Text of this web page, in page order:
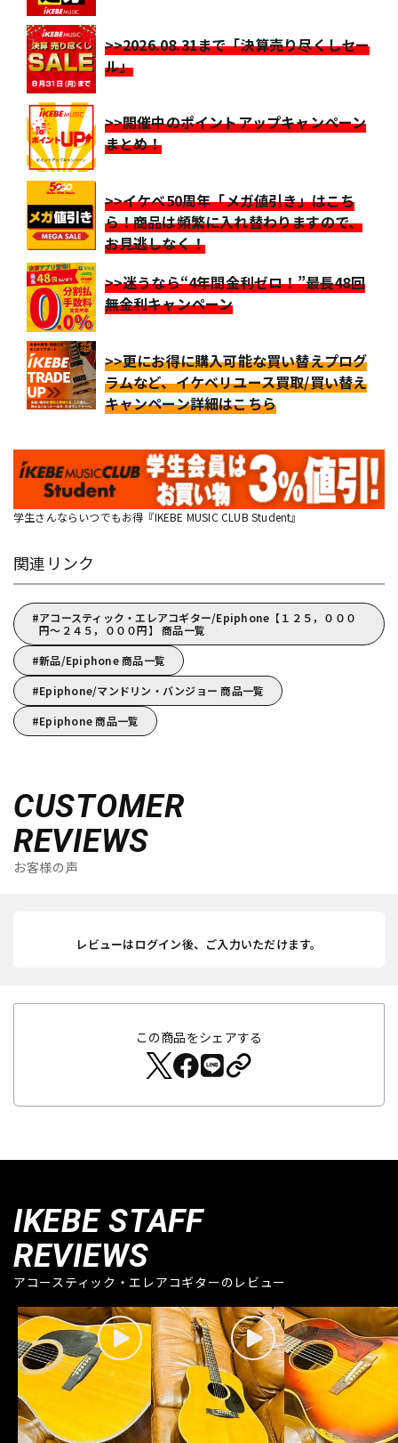
>>2026.08.31まで「決算売り尽くしセー
ル」
>>開催中のポイントアップキャンペーン
まとめ！
>>イケベ50周年「メガ値引き」はこち
ら！商品は頻繁に入れ替わりますので、
お見逃しなく！
>>迷うなら“4年間金利ゼロ！”最長48回
無金利キャンペーン
>>更にお得に購入可能な買い替えプログ
ラムなど、イケベリユース買取/買い替え
キャンペーン詳細はこちら
学生さんならいつでもお得『IKEBE MUSIC CLUB Student』
関連リンク
アコースティック・エレアコギター/Epiphone【１２５，０００
円～２４５，０００円】 商品一覧
新品/Epiphone 商品一覧
Epiphone/マンドリン・バンジョー 商品一覧
Epiphone 商品一覧
CUSTOMER
REVIEWS
お客様の声
レビューはログイン後、ご入力いただけます。
この商品をシェアする
IKEBE STAFF
REVIEWS
アコースティック・エレアコギターのレビュー